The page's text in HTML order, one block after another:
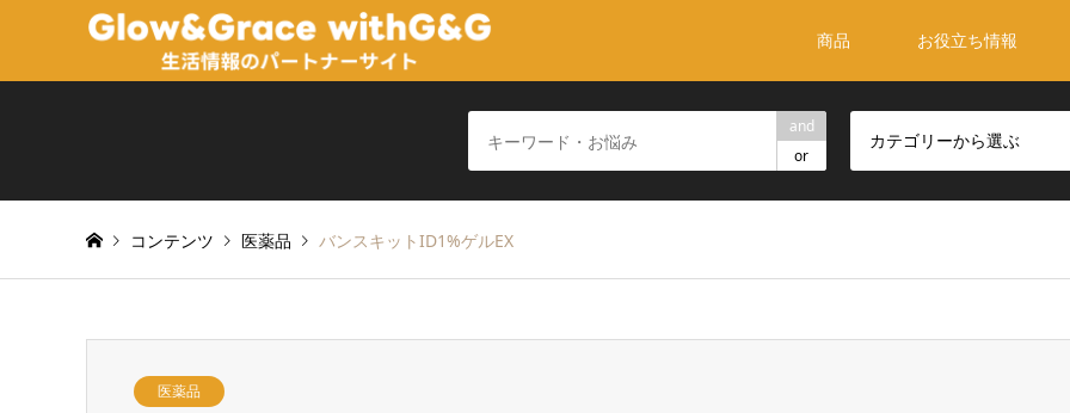
商品 お役立ち情報
and
or
カテゴリーから選ぶ
コンテンツ 医薬品 バンスキットID1%ゲルEX
医薬品